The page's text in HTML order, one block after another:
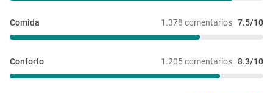
1.378 comentários 7.5/10
Comida
1.205 comentários 8.3/10
Conforto